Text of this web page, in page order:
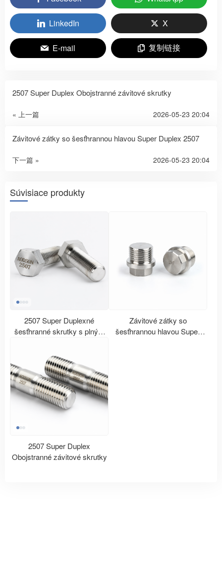
LinkedIn X
E-mail 复制链接
2507 Super Duplex Obojstranné závitové skrutky
« 上一篇 2026-05-23 20:04
Závitové zátky so šesťhrannou hlavou Super Duplex 2507
下一篇 » 2026-05-23 20:04
Súvisiace produkty
2507 Super Duplexné
šesťhranné skrutky s plným
Závitové zátky so
šesťhrannou hlavou Super
2507 Super Duplex
Obojstranné závitové skrutky